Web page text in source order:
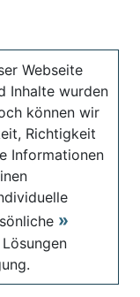
Webseite
Inhalte wurden
können wir
Richtigkeit
Informationen